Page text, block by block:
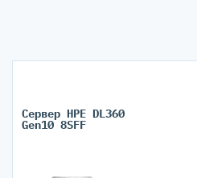
Сервер HPE DL360
Gen10 8SFF